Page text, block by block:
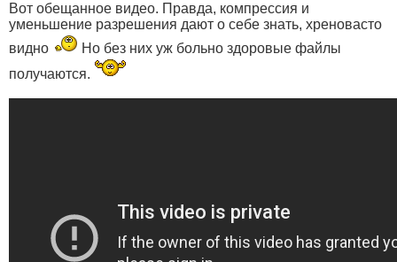
Вот обещанное видео. Правда, компрессия и
уменьшение разрешения дают о себе знать, хреновасто
видно
Но без них уж больно здоровые файлы
получаются.